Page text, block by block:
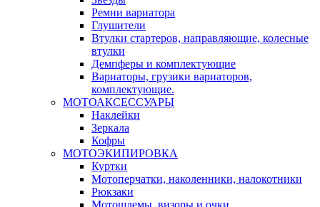
Ремни вариатора
Глушители
Втулки стартеров, направляющие, колесные
втулки
Демпферы и комплектующие
Вариаторы, грузики вариаторов,
комплектующие.
МОТОАКСЕССУАРЫ
Наклейки
Зеркала
Кофры
МОТОЭКИПИРОВКА
Куртки
Мотоперчатки, наколенники, налокотники
Рюкзаки
Мотошлемы, визоры и очки